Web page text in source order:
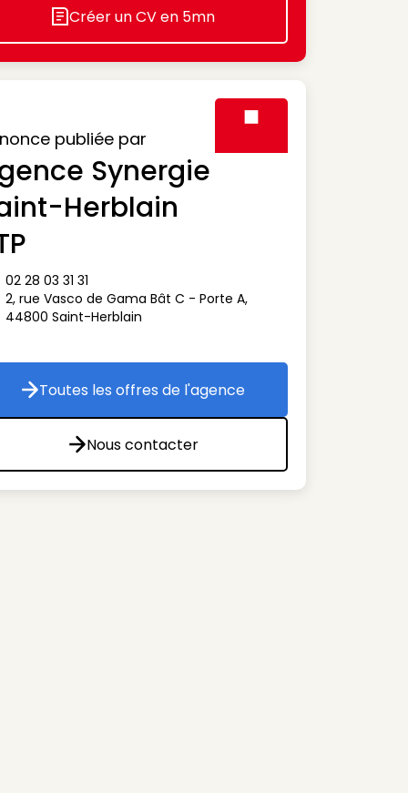
Icon decorative
Créer un CV en 5mn
publiée par
Synergie
Herblain
téléphone
02 28 03 31 31
adresse
2, rue Vasco de Gama Bât C - Porte A,
44800 Saint-Herblain
Toutes les offres de l'agence
Toutes les offres de l'agence
Nous contacter
Nous contacter